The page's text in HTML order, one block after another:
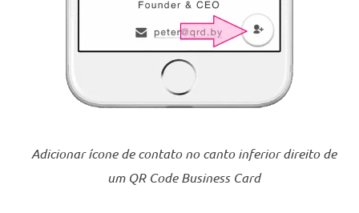
Adicionar ícone de contato no canto inferior direito de
um QR Code Business Card